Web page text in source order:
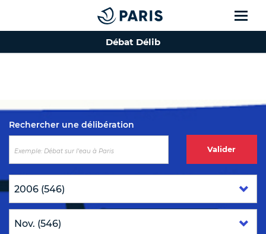
Top of the page
Débat Délib
Rechercher une délibération
Valider